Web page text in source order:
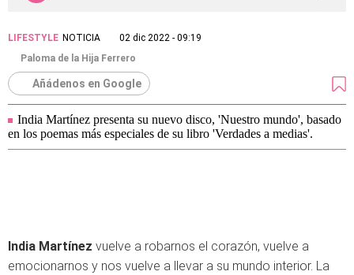
LIFESTYLE NOTICIA
02 dic 2022 - 09:19
Paloma de la Hija Ferrero
Añádenos en Google
India Martínez presenta su nuevo disco, 'Nuestro mundo', basado
en los poemas más especiales de su libro 'Verdades a medias'.
India Martínez vuelve a robarnos el corazón, vuelve a
emocionarnos y nos vuelve a llevar a su mundo interior. La